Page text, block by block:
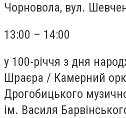
Чорновола, вул.
13:00 – 14:00
у 100-річчя з дня
Шраєра / Камерний
Дрогобицького
ім. Василя